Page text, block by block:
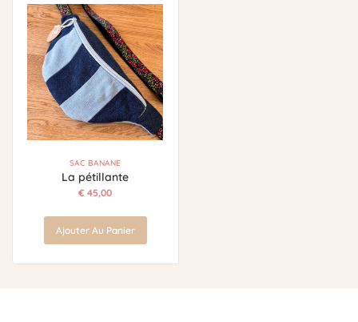
SAC BANANE
La pétillante
€ 45,00
Ajouter Au Panier